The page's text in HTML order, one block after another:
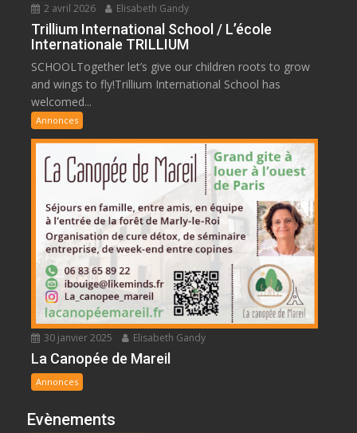
2 avril 2026 Elisabeth Gandy
Trillium International School / L’école
Internationale TRILLIUM
SCHOOLTogether let’s give our children roots to grow
and wings to fly!Trillium International School has
welcomed...
Annonces
30 janvier 2025 Elisabeth Gandy
La Canopée de Mareil
Annonces
Evènements